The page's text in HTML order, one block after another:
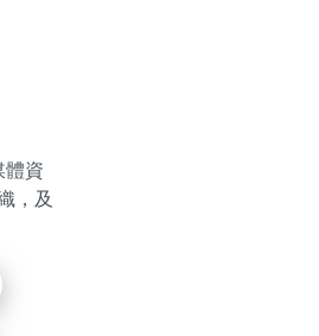
體資
，及